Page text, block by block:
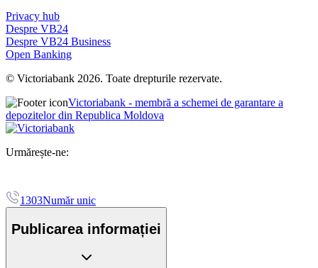
Privacy hub
Despre VB24
Despre VB24 Business
Open Banking
© Victoriabank 2026. Toate drepturile rezervate.
Victoriabank - membră a schemei de garantare a
depozitelor din Republica Moldova
Urmărește-ne:
1303Număr unic
Publicarea informației